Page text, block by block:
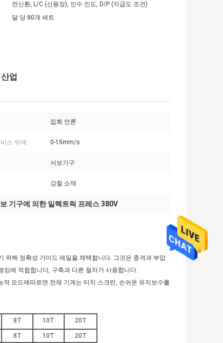
전신환, L/C (신용장), 인수 인도, D/P (지급도 조건)
달 당 80개 세트
업
집회 언론
스 뒤에: 0-15mm/s
서보기구
강철 소재
기구에 의한 일렉트릭 프레스 380V
위해 정확성 가이드 레일을 채택합니다. 그것은 충격과 부압
에 적합합니다, 구축과 다른 절차가 사용합니다.
모드에따르면 전체 기계는 터치 스크린, 손쉬운 유지보수를
8T 10T 20T
8T 10T
20T